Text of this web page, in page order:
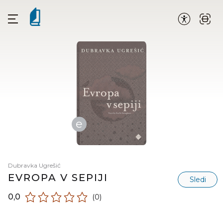
e
Dubravka Ugrešić
EVROPA V SEPIJI Sledi
0,0 (0)